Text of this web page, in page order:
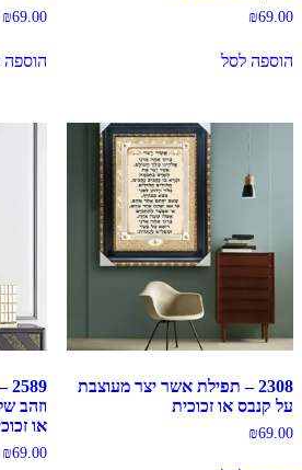
₪69.00
הוספה לסל
₪69.00
הוספה
2308 – תפילת אשר יצר מעוצבת
על קנבס או זכוכית
₪69.00
וזהב
או
₪69.00